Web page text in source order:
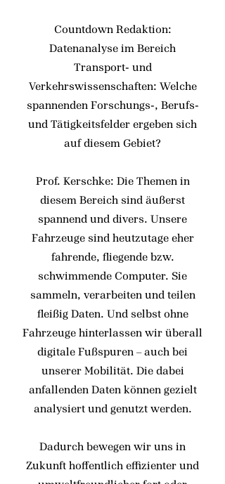
Countdown Redaktion:
Datenanalyse im Bereich
Transport- und
Verkehrswissenschaften: Welche
spannenden Forschungs-, Berufs-
und Tätigkeitsfelder ergeben sich
auf diesem Gebiet?
Prof. Kerschke: Die Themen in
diesem Bereich sind äußerst
spannend und divers. Unsere
Fahrzeuge sind heutzutage eher
fahrende, fliegende bzw.
schwimmende Computer. Sie
sammeln, verarbeiten und teilen
fleißig Daten. Und selbst ohne
Fahrzeuge hinterlassen wir überall
digitale Fußspuren – auch bei
unserer Mobilität. Die dabei
anfallenden Daten können gezielt
analysiert und genutzt werden.
Dadurch bewegen wir uns in
Zukunft hoffentlich effizienter und